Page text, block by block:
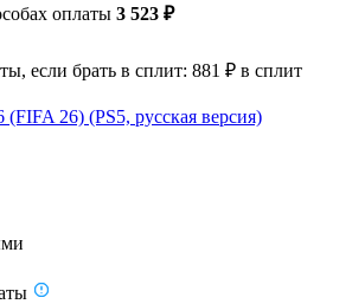
оплаты 3 523 ₽
если брать в сплит: 881 ₽ в сплит
26) (PS5, русская версия)